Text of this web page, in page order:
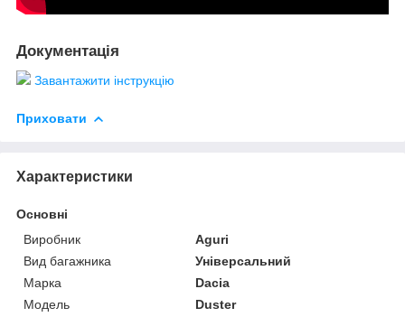
Документація
Завантажити інструкцію
Приховати
Характеристики
Основні
Виробник
Aguri
Вид багажника
Універсальний
Марка
Dacia
Модель
Duster